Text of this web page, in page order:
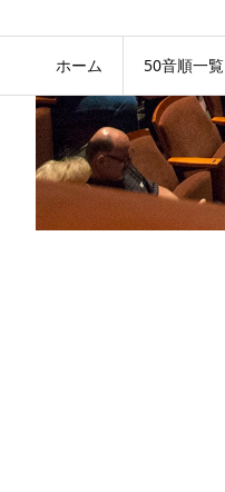
ホーム 50音順一覧